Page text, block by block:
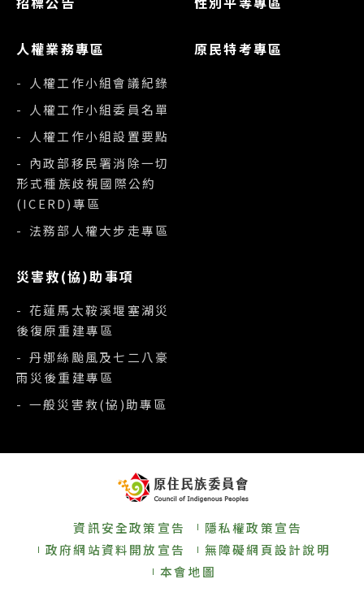
人權業務專區
- 人權工作小組會議紀錄
- 人權工作小組委員名單
- 人權工作小組設置要點
- 內政部移民署消除一切
形式種族歧視國際公約
(ICERD)專區
- 法務部人權大步走專區
原民特考專區
災害救(協)助事項
- 花蓮馬太鞍溪堰塞湖災
後復原重建專區
- 丹娜絲颱風及七二八豪
雨災後重建專區
- 一般災害救(協)助專區
資訊安全政策宣告
隱私權政策宣告
政府網站資料開放宣告
無障礙網頁設計說明
本會地圖